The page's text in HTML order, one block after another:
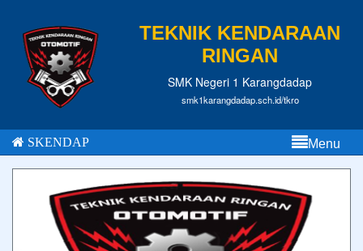
TEKNIK KENDARAAN
RINGAN
SMK Negeri 1 Karangdadap
smk1karangdadap.sch.id/tkro
SKENDAP Menu